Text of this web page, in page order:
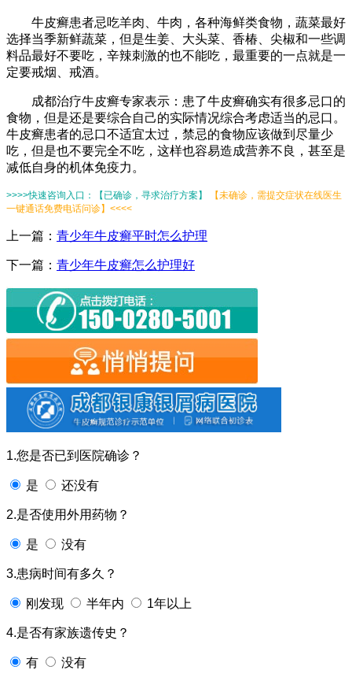
牛皮癣患者忌吃羊肉、牛肉，各种海鲜类食物，蔬菜最好
选择当季新鲜蔬菜，但是生姜、大头菜、香椿、尖椒和一些调
料品最好不要吃，辛辣刺激的也不能吃，最重要的一点就是一
定要戒烟、戒酒。
成都治疗牛皮癣专家表示：患了牛皮癣确实有很多忌口的
食物，但是还是要综合自己的实际情况综合考虑适当的忌口。
牛皮癣患者的忌口不适宜太过，禁忌的食物应该做到尽量少
吃，但是也不要完全不吃，这样也容易造成营养不良，甚至是
减低自身的机体免疫力。
>>>>快速咨询入口：【已确诊，寻求治疗方案】
【未确诊，需提交症状在线医生
一键通话免费电话问诊】<<<<
上一篇： 青少年牛皮癣平时怎么护理
下一篇： 青少年牛皮癣怎么护理好
1.您是否已到医院确诊？
是 还没有
2.是否使用外用药物？
是 没有
3.患病时间有多久？
刚发现 半年内 1年以上
4.是否有家族遗传史？
有 没有